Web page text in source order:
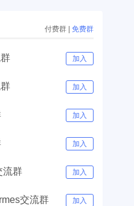
付费群 | 免费群
加入
加入
加入
加入
流群 加入
交流群 加入